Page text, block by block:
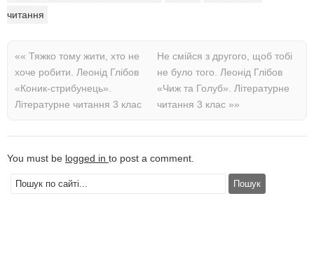
читання
«« Тяжко тому жити, хто не
хоче робити. Леонід Глібов
«Коник-стрибунець».
Літературне читання 3 клас
Не смійся з другого, щоб тобі
не було того. Леонід Глібов
«Чиж та Голуб». Літературне
читання 3 клас »»
You must be logged in to post a comment.